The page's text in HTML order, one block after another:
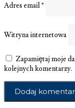
Adres email *
Witryna internetowa
Zapamiętaj moje
kolejnych komentarzy.